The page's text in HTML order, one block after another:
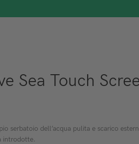
Sea Touch
serbatoio dell’acqua pulita e scarico
introdotte.